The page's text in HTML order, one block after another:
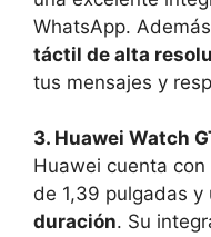
WhatsApp.
táctil de alta
tus mensajes y
3. Huawei Watch
Huawei cuenta con
de 1,39 pulgadas y
duración. Su